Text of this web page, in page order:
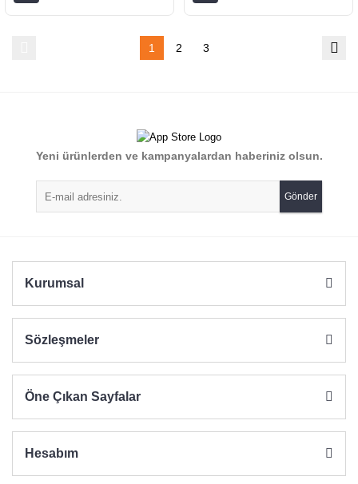
1 2 3
Yeni ürünlerden ve kampanyalardan haberiniz olsun.
Gönder
Kurumsal
Sözleşmeler
Öne Çıkan Sayfalar
Hesabım